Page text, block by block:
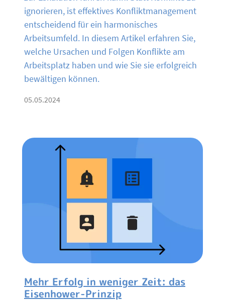
ignorieren, ist effektives Konfliktmanagement
entscheidend für ein harmonisches
Arbeitsumfeld. In diesem Artikel erfahren Sie,
welche Ursachen und Folgen Konflikte am
Arbeitsplatz haben und wie Sie sie erfolgreich
bewältigen können.
05.05.2024
Mehr Erfolg in weniger Zeit: das
Eisenhower-Prinzip